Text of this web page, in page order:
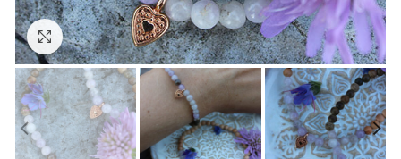
Click to enlarge